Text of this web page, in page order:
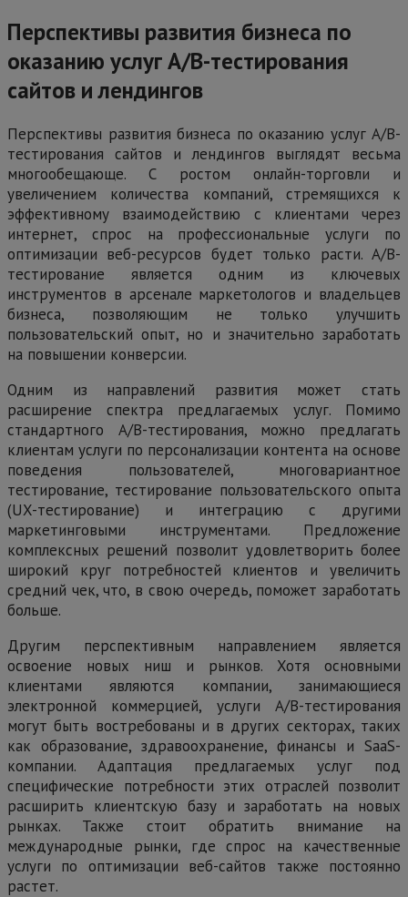
Перспективы развития бизнеса по
оказанию услуг А/В-тестирования
сайтов и лендингов
Перспективы развития бизнеса по оказанию услуг А/В-
тестирования сайтов и лендингов выглядят весьма
многообещающе. С ростом онлайн-торговли и
увеличением количества компаний, стремящихся к
эффективному взаимодействию с клиентами через
интернет, спрос на профессиональные услуги по
оптимизации веб-ресурсов будет только расти. А/В-
тестирование является одним из ключевых
инструментов в арсенале маркетологов и владельцев
бизнеса, позволяющим не только улучшить
пользовательский опыт, но и значительно заработать
на повышении конверсии.
Одним из направлений развития может стать
расширение спектра предлагаемых услуг. Помимо
стандартного А/В-тестирования, можно предлагать
клиентам услуги по персонализации контента на основе
поведения пользователей, многовариантное
тестирование, тестирование пользовательского опыта
(UX-тестирование) и интеграцию с другими
маркетинговыми инструментами. Предложение
комплексных решений позволит удовлетворить более
широкий круг потребностей клиентов и увеличить
средний чек, что, в свою очередь, поможет заработать
больше.
Другим перспективным направлением является
освоение новых ниш и рынков. Хотя основными
клиентами являются компании, занимающиеся
электронной коммерцией, услуги А/В-тестирования
могут быть востребованы и в других секторах, таких
как образование, здравоохранение, финансы и SaaS-
компании. Адаптация предлагаемых услуг под
специфические потребности этих отраслей позволит
расширить клиентскую базу и заработать на новых
рынках. Также стоит обратить внимание на
международные рынки, где спрос на качественные
услуги по оптимизации веб-сайтов также постоянно
растет.